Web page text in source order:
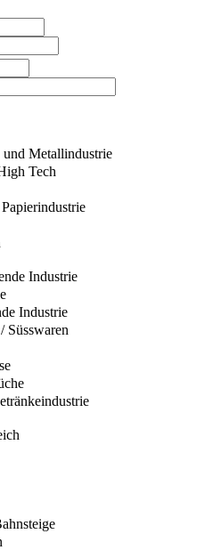
Metallindustrie
Tech
Industrie
Industrie
Süsswaren